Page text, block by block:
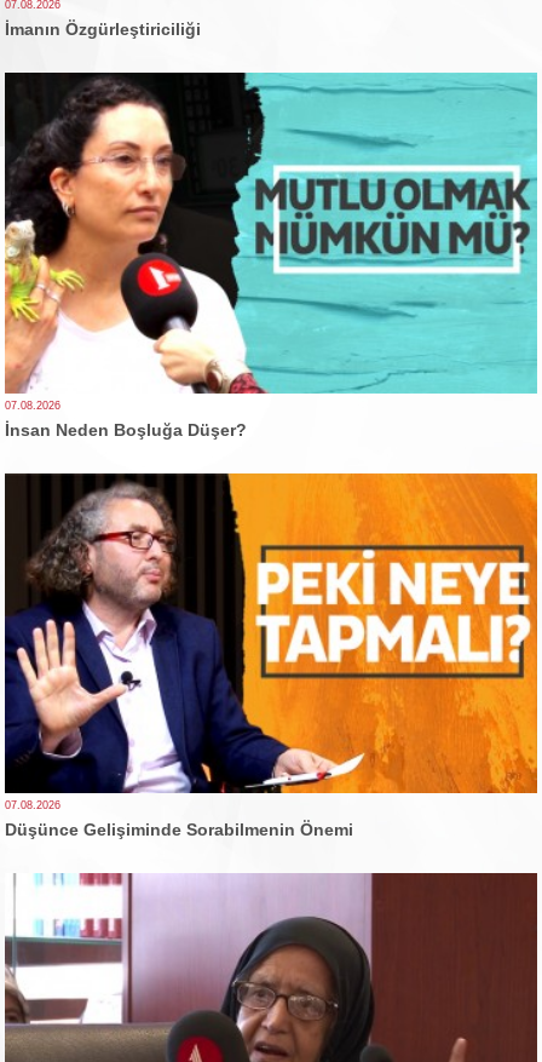
07.08.2026
İmanın Özgürleştiriciliği
07.08.2026
İnsan Neden Boşluğa Düşer?
07.08.2026
Düşünce Gelişiminde Sorabilmenin Önemi